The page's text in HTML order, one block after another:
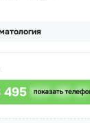
495 123-45-67